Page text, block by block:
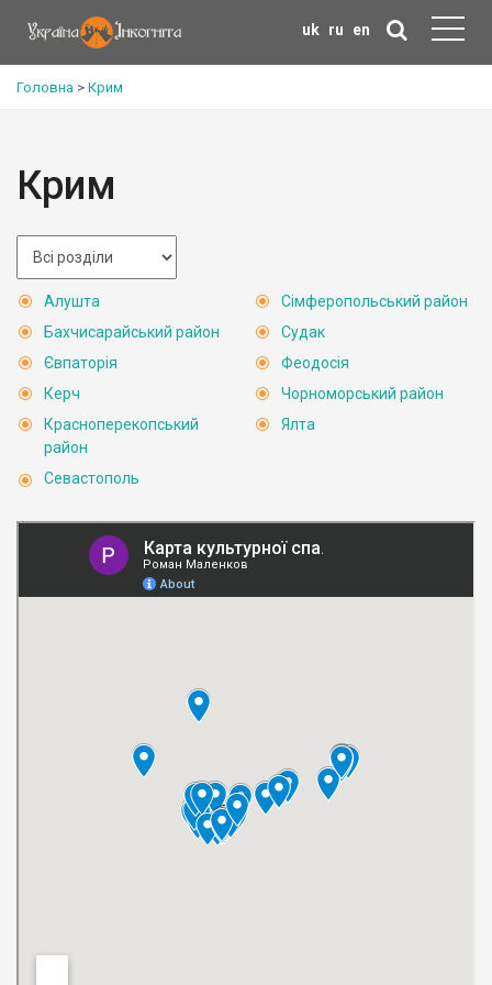
uk ru en
Головна > Крим
Крим
Алушта
Бахчисарайський район
Євпаторія
Керч
Красноперекопський
район
Севастополь
Сімферопольський район
Судак
Феодосія
Чорноморський район
Ялта